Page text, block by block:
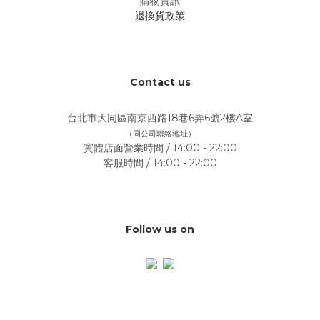
退換貨政策
Contact us
台北市大同區南京西路18巷6弄6號2樓A室
（同公司聯絡地址）
實體店面營業時間 / 14:00 - 22:00
客服時間 / 14:00 - 22:00
Follow us on